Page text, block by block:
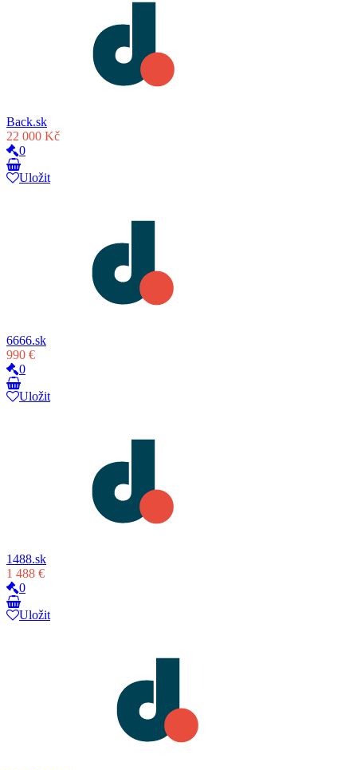
Back.sk
22 000 Kč
0
Uložit
6666.sk
990 €
0
Uložit
1488.sk
1 488 €
0
Uložit